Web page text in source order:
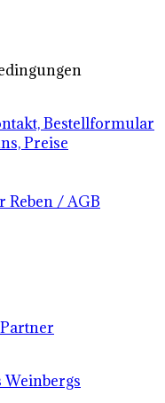
Bestellformular
Preise
/ AGB